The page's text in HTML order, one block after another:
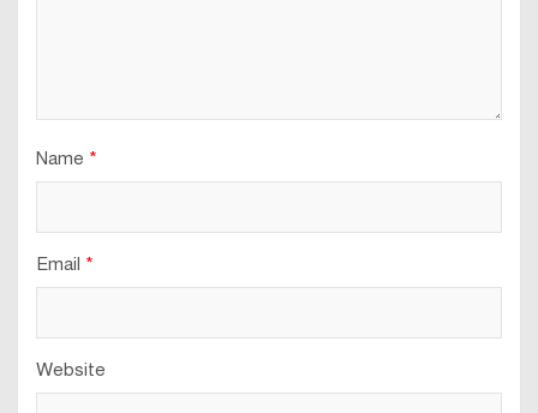
Name *
Email *
Website